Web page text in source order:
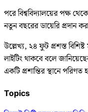
পরে বিশ্ববিদ্যালয়ের পক্ষ
নতুন বছরের ডায়েরি প্রদান
উল্লেখ্য, ২৪ ফুট প্রশস্ত
লাইটিং থাকবে বলে
একটি প্রশান্তির স্থানে পরিণত
Topics